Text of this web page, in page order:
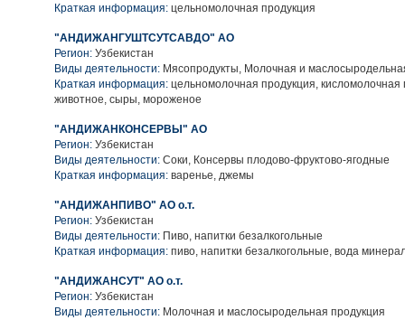
Краткая информация: цельномолочная продукция
"АНДИЖАНГУШТСУТСАВДО" АО
Регион: Узбекистан
Виды деятельности: Мясопродукты, Молочная и
Краткая информация: цельномолочная продукция, кисломолочная
животное, сыры, мороженое
"АНДИЖАНКОНСЕРВЫ" АО
Регион: Узбекистан
Виды деятельности: Соки, Консервы плодово-фруктово-ягодные
Краткая информация: варенье, джемы
"АНДИЖАНПИВО" АО о.т.
Регион: Узбекистан
Виды деятельности: Пиво, напитки безалкогольные
Краткая информация: пиво, напитки безалкогольные, вода
"АНДИЖАНСУТ" АО о.т.
Регион: Узбекистан
Виды деятельности: Молочная и маслосыродельная продукция